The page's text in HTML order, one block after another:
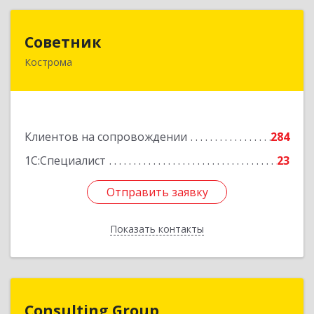
Советник
Кострома
Клиентов на сопровождении
284
1С:Специалист
23
Отправить заявку
Показать контакты
156000, Костромская обл, Кострома г, Ерохова
Отправить заявку
Назад